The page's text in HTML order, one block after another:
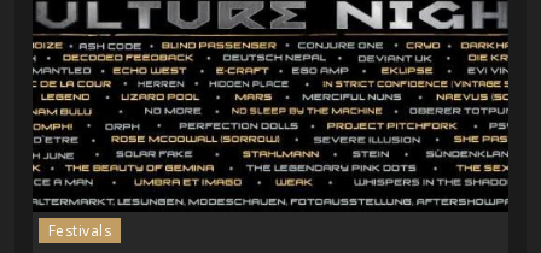
Festivals